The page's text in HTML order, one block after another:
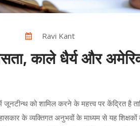
Ravi Kant
काले धैर्य और
को शामिल करने के महत्त्व पर केंद्रित है
के व्यक्तिगत अनुभवों के माध्यम से यह